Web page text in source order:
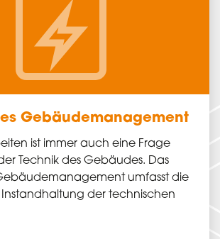
Gebäude­management
ist immer auch eine Frage
Technik des Gebäudes. Das
umfasst die
der technischen